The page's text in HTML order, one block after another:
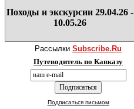
Походы и экскурсии 29.04.26 -
10.05.26
Рассылки Subscribe.Ru
Путеводитель по Кавказу
Подписаться письмом